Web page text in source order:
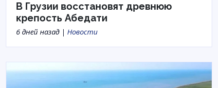
В Грузии восстановят древнюю
крепость Абедати
6 дней назад | Новости